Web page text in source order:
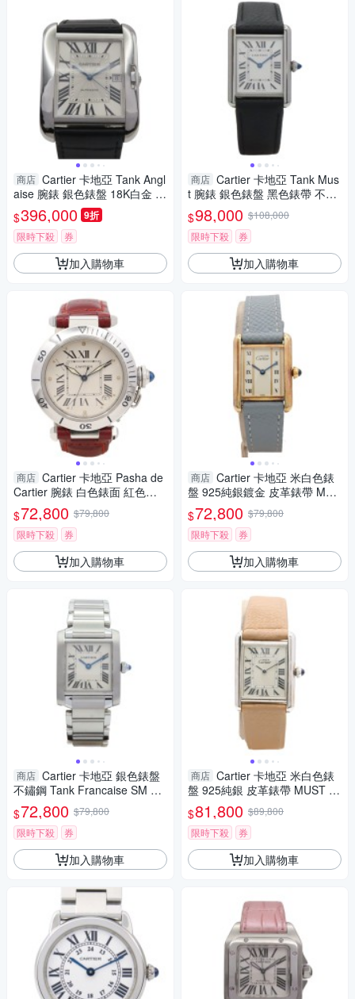
商店 Cartier 卡地亞 Tank Angl
aise 腕錶 銀色錶盤 18K白金 皮
革錶帶 W5310025 【二手名牌
BRAND OFF】
$396,000 9折
限時下殺 券
加入購物車
商店 Cartier 卡地亞 Pasha de
Cartier 腕錶 白色錶面 紅色錶
帶(非原廠錶帶) W3100255
【二手名牌BRAND OFF】
$72,800 $79,800
限時下殺
券
加入購物車
商店 Cartier 卡地亞 銀色錶盤
不鏽鋼 Tank Francaise SM 腕
錶 W51008Q3 【二手名牌BRA
ND OFF】
$72,800 $79,800
限時下殺
券
加入購物車
商店 Cartier 卡地亞 Tank Mus
t 腕錶 銀色錶盤 黑色錶帶 不鏽
鋼 WSTA0041 【二手名牌BRA
ND OFF】
$98,000 $108,000
限時下殺
券
加入購物車
商店 Cartier 卡地亞 米白色錶
盤 925純銀鍍金 皮革錶帶 MUS
T TANK SM 腕錶 W1003053
【二手名牌BRAND OFF】
$72,800 $79,800
限時下殺
券
加入購物車
商店 Cartier 卡地亞 米白色錶
盤 925純銀 皮革錶帶 MUST T
ANK SM 腕錶 W1016230 【二
手名牌BRAND OFF】
$81,800 $89,800
限時下殺
券
加入購物車